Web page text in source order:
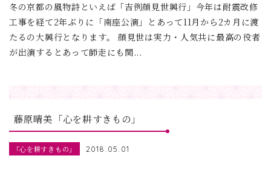
冬の京都の風物詩といえば「吉例顔見世興行」今年は耐震改修
工事を経て2年ぶりに「南座公演」とあって11月から2カ月に渡
たるの大興行となります。 顔見世は実力・人気共に最高の役者
が出演するとあって師走にも関...
藤原晴美「心を耕すきもの」
「心を耕すきもの」 2018.05.01